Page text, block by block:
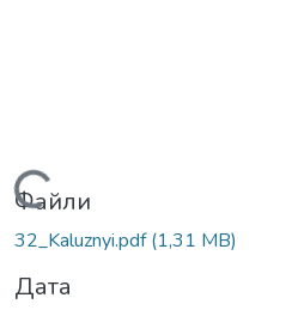
Вантажиться...
Файли
32_Kaluznyi.pdf(1,31 MB)
Дата